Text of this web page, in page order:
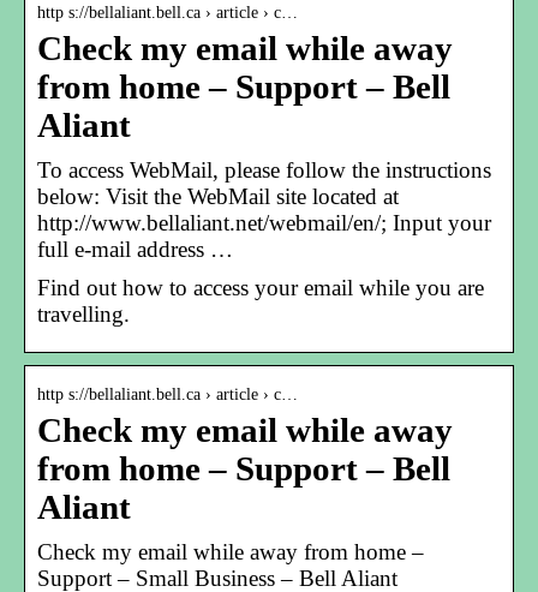
http s://bellaliant.bell.ca › article › c…
Check my email while away
from home – Support – Bell
Aliant
To access WebMail, please follow the instructions
below: Visit the WebMail site located at
http://www.bellaliant.net/webmail/en/; Input your
full e-mail address …
Find out how to access your email while you are
travelling.
http s://bellaliant.bell.ca › article › c…
Check my email while away
from home – Support – Bell
Aliant
Check my email while away from home –
Support – Small Business – Bell Aliant